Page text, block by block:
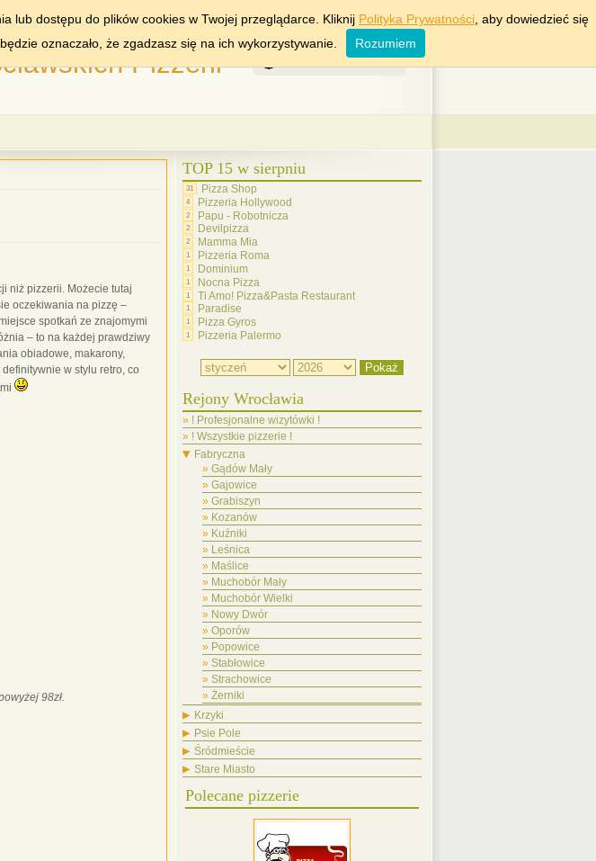
WROCŁAW KRAKÓW WARSZAWA
Pizzerii 6 Sierpień 2026
niż pizzerii. Możecie tutaj
oczekiwania na pizzę –
spotkań ze znajomymi
– to na każdej prawdziwy
obiadowe, makarony,
w stylu retro, co
98zł.
TOP 15 w sierpniu
31 Pizza Shop
4 Pizzeria Hollywood
2 Papu - Robotnicza
2 Devilpizza
2 Mamma Mia
1 Pizzeria Roma
1 Dominium
1 Nocna Pizza
1 Ti Amo! Pizza&Pasta Restaurant
1 Paradise
1 Pizza Gyros
1 Pizzeria Palermo
Rejony Wrocławia
! Profesjonalne wizytówki !
! Wszystkie pizzerie !
▼ Fabryczna
Gądów Mały
Gajowice
Grabiszyn
Kozanów
Kuźniki
Leśnica
Maślice
Muchobór Mały
Muchobór Wielki
Nowy Dwór
Oporów
Popowice
Stabłowice
Strachowice
Żerniki
▶ Krzyki
▶ Psie Pole
▶ Śródmieście
▶ Stare Miasto
Polecane pizzerie
lub dostępu do plików cookies w Twojej przeglądarce. Kliknij Polityka Prywatności , aby dowiedzieć się
oznaczało, że zgadzasz się na ich wykorzystywanie.
Rozumiem